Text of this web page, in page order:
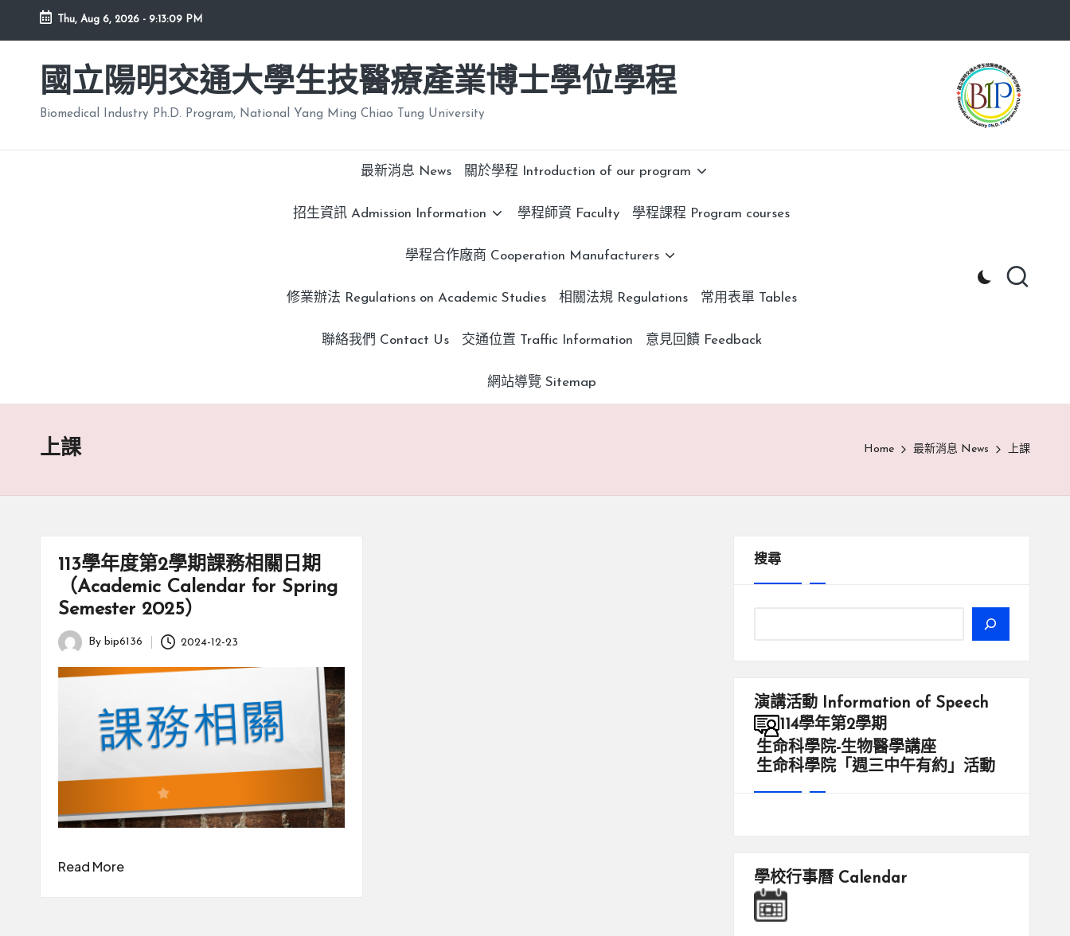
Thu, Aug 6, 2026 - 9:13:10 PM
國立陽明交通大學生技醫療產業博士學位學程
Biomedical Industry Ph.D. Program, National Yang Ming Chiao Tung University
最新消息 News 關於學程 Introduction of our program
招生資訊 Admission Information 學程師資 Faculty 學程課程 Program courses
學程合作廠商 Cooperation Manufacturers
修業辦法 Regulations on Academic Studies 相關法規 Regulations 常用表單 Tables
聯絡我們 Contact Us 交通位置 Traffic Information 意見回饋 Feedback
網站導覽 Sitemap
上課 Home 最新消息 News 上課
113學年度第2學期課務相關日期
（Academic Calendar for Spring
Semester 2025）
PostedBy bip6136 2024-12-23
Read More
搜尋
演講活動Information of Speech
114學年第2學期
生命科學院-生物醫學講座
生命科學院「週三中午有約」活動
學校行事曆Calendar